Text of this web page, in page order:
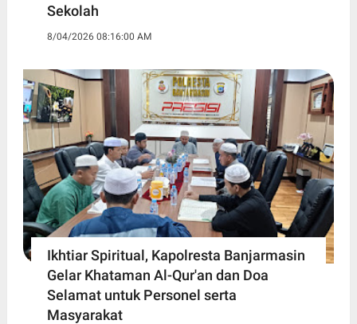
Sekolah
8/04/2026 08:16:00 AM
Ikhtiar Spiritual, Kapolresta Banjarmasin
Gelar Khataman Al-Qur'an dan Doa
Selamat untuk Personel serta
Masyarakat